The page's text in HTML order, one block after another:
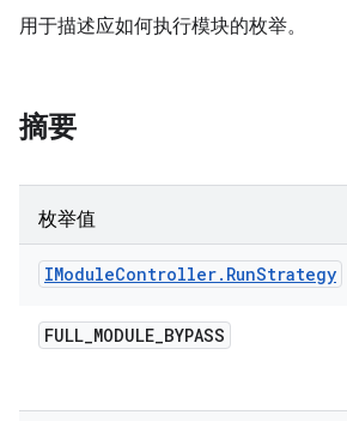
用于描述应如何执行模块的枚举。
摘要
枚举值
IModuleController. RunStrategy
FULL_MODULE_BYPASS